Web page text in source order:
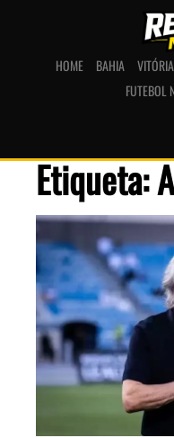
HOME BAHIA VITÓRIA
FUTEBOL
Etiqueta: